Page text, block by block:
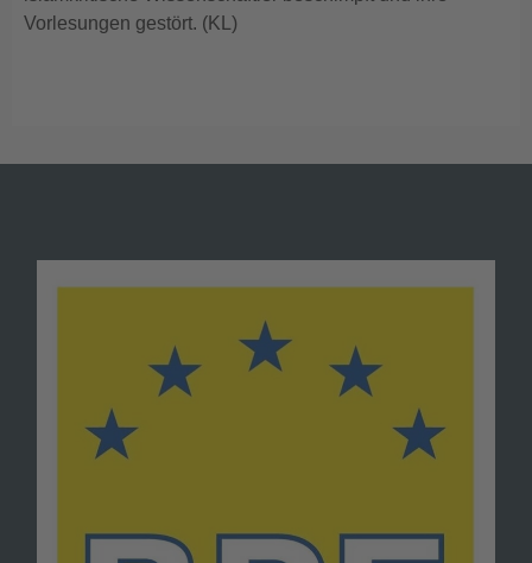
Vorlesungen gestört. (KL)